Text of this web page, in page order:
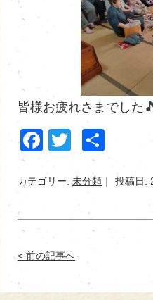
皆様お疲れさまでした
Facebook
Twitter
有
カテゴリー: 未分類 投稿日:
< 前の記事へ